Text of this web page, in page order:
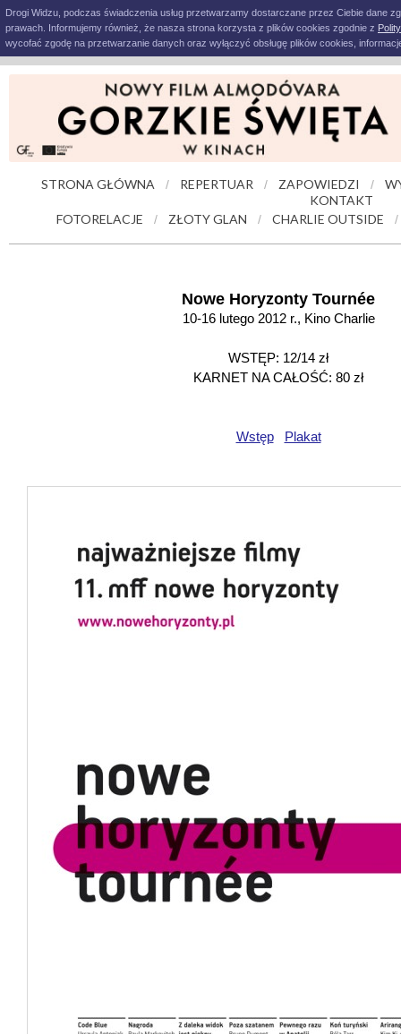
Drogi Widzu, podczas świadczenia usług przetwarzamy dostarczane przez Ciebie dane
prawach. Informujemy również, że nasza strona korzysta z plików cookies zgodnie z
wycofać zgodę na przetwarzanie danych oraz wyłączyć obsługę plików cookies,
STRONA GŁÓWNA / REPERTUAR / ZAPOWIEDZI /
KONTAKT
FOTORELACJE
/ ZŁOTY GLAN / CHARLIE OUTSIDE /
Nowe Horyzonty Tournée
10-16 lutego 2012 r., Kino Charlie
WSTĘP: 12/14 zł
KARNET NA CAŁOŚĆ: 80 zł
Wstęp Plakat